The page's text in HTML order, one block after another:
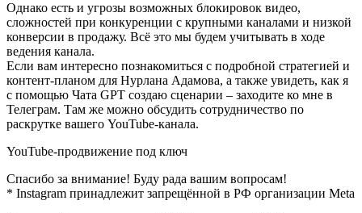
Однако есть и угрозы возможных блокировок видео,
сложностей при конкуренции с крупными каналами и низкой
конверсии в продажу. Всё это мы будем учитывать в ходе
ведения канала.
Если вам интересно познакомиться с подробной стратегией и
контент-планом для Нурлана Адамова, а также увидеть, как я
с помощью Чата GPT создаю сценарии – заходите ко мне в
Телеграм. Там же можно обсудить сотрудничество по
раскрутке вашего YouTube-канала.
YouTube-продвижение под ключ
Спасибо за внимание! Буду рада вашим вопросам!
* Instagram принадлежит запрещённой в РФ организации Meta